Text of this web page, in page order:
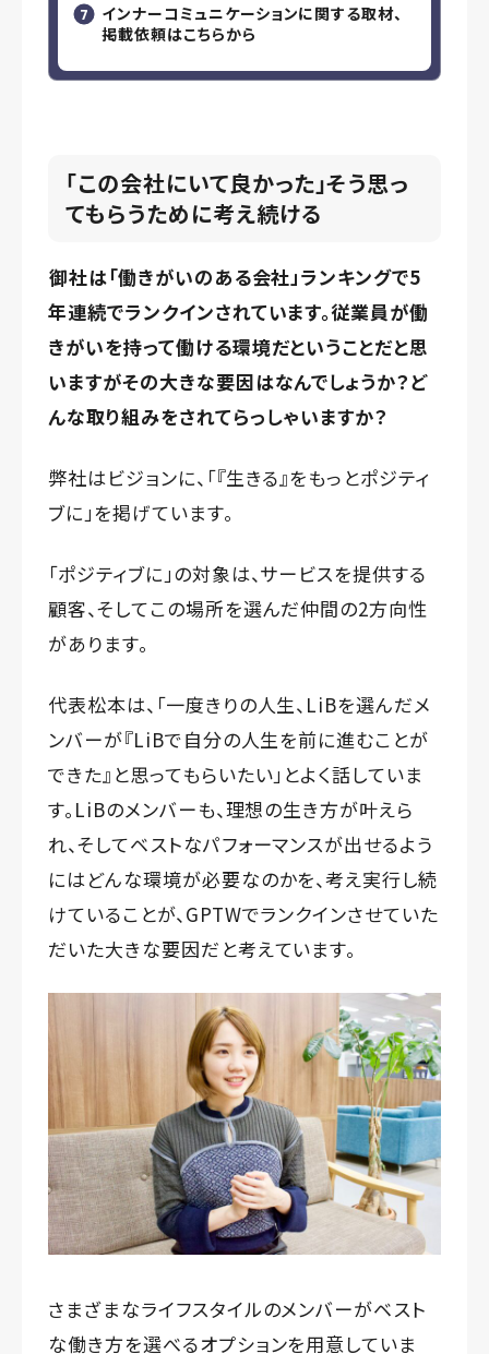
インナーコミュニケーションに関する取材、
掲載依頼はこちらから
「この会社にいて良かった」そう思っ
てもらうために考え続ける
――御社は「働きがいのある会社」ランキングで5
年連続でランクインされています。従業員が働
きがいを持って働ける環境だということだと思
いますがその大きな要因はなんでしょうか？ど
んな取り組みをされてらっしゃいますか？
弊社はビジョンに、「『生きる』をもっとポジティ
ブに」を掲げています。
「ポジティブに」の対象は、サービスを提供する
顧客、そしてこの場所を選んだ仲間の2方向性
があります。
代表松本は、「一度きりの人生、LiBを選んだメ
ンバーが『LiBで自分の人生を前に進むことが
できた』と思ってもらいたい」とよく話していま
す。LiBのメンバーも、理想の生き方が叶えら
れ、そしてベストなパフォーマンスが出せるよう
にはどんな環境が必要なのかを、考え実行し続
けていることが、GPTWでランクインさせていた
だいた大きな要因だと考えています。
さまざまなライフスタイルのメンバーがベスト
な働き方を選べるオプションを用意していま